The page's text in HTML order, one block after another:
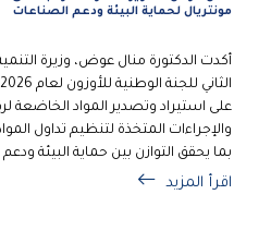
مونتريال لحماية البيئة ودعم الصناعات
أكدت الدكتورة منال عوض، وزيرة التنمية
على استيراد وتصدير المواد الخاضعة
والإجراءات المتخذة لتنظيم تداول
بما يحقق التوازن بين حماية البيئة
اقرأ المزيد